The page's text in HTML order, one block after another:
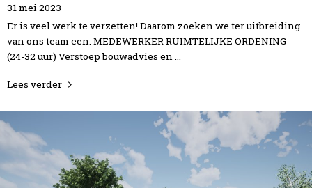
31mei2023
Er is veel werk te verzetten! Daarom zoeken we ter uitbreiding
van ons team een: MEDEWERKER RUIMTELIJKE ORDENING
(24-32 uur) Verstoep bouwadvies en …
Lees verder